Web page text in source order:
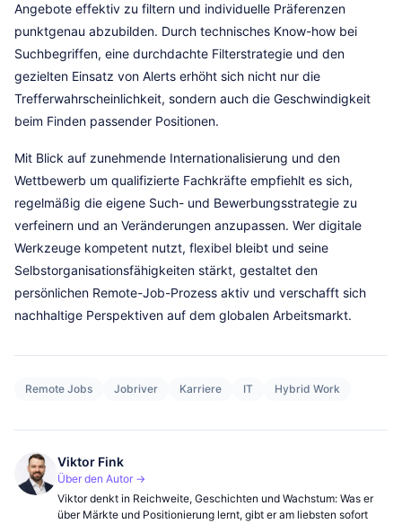
Angebote effektiv zu filtern und individuelle Präferenzen
punktgenau abzubilden. Durch technisches Know-how bei
Suchbegriffen, eine durchdachte Filterstrategie und den
gezielten Einsatz von Alerts erhöht sich nicht nur die
Trefferwahrscheinlichkeit, sondern auch die Geschwindigkeit
beim Finden passender Positionen.
Mit Blick auf zunehmende Internationalisierung und den
Wettbewerb um qualifizierte Fachkräfte empfiehlt es sich,
regelmäßig die eigene Such- und Bewerbungsstrategie zu
verfeinern und an Veränderungen anzupassen. Wer digitale
Werkzeuge kompetent nutzt, flexibel bleibt und seine
Selbstorganisationsfähigkeiten stärkt, gestaltet den
persönlichen Remote-Job-Prozess aktiv und verschafft sich
nachhaltige Perspektiven auf dem globalen Arbeitsmarkt.
Remote Jobs Jobriver Karriere IT Hybrid Work
Viktor Fink
Über den Autor →
Viktor denkt in Reichweite, Geschichten und Wachstum: Was er
über Märkte und Positionierung lernt, gibt er am liebsten sofort